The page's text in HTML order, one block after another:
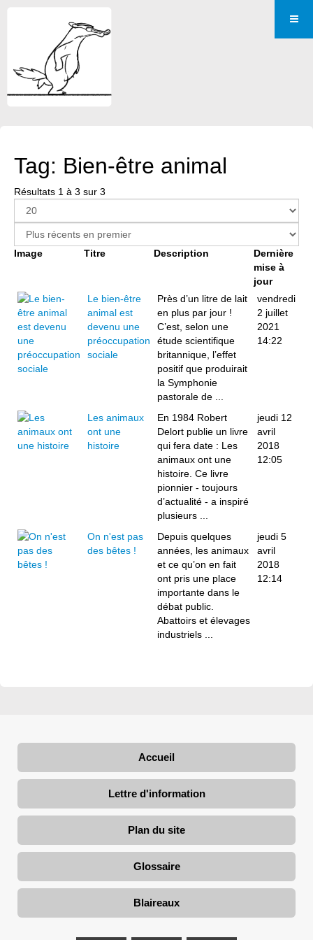
Tag: Bien-être animal
Résultats 1 à 3 sur 3
Image Titre Description
Dernière
mise à
jour
Le bien-être
animal est
devenu une
préoccupation
sociale
Près d’un litre de lait
en plus par jour !
C’est, selon une
étude scientifique
britannique, l’effet
positif que produirait
la Symphonie
pastorale de ...
vendredi
2 juillet
2021
14:22
Les animaux
ont une
histoire
En 1984 Robert
Delort publie un livre
qui fera date : Les
animaux ont une
histoire. Ce livre
pionnier - toujours
d’actualité - a inspiré
plusieurs ...
jeudi 12
avril
2018
12:05
On n'est pas
des bêtes !
Depuis quelques
années, les animaux
et ce qu’on en fait
ont pris une place
importante dans le
débat public.
Abattoirs et élevages
industriels ...
jeudi 5
avril
2018
12:14
Accueil
Lettre d'information
Plan du site
Glossaire
Blaireaux